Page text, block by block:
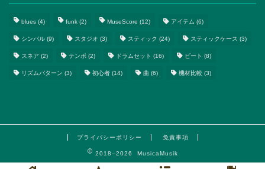
blues (4) funk (2) MuseScore (12) アイテム (6)
シンバル (9) スタジオ (3) スティック (24) スティックケース (3)
スネア (2) テンポ (2) ドラムセット (16) ビート (8)
リズムパターン (3) 初心者 (14) 曲 (6) 機材比較 (3)
プライバシーポリシー 免責事項
2018–2026 MusicaMusik